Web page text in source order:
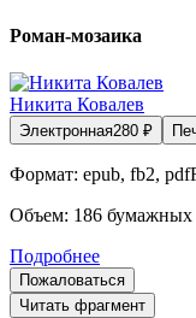
Роман-мозаика
Никита Ковалев
Электронная280 ₽
Формат: epub, fb2,
Объем: 186 бумажных
Подробнее
Пожаловаться
Читать фрагмент